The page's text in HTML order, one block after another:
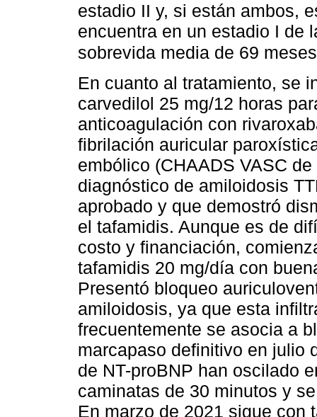
estadio II y, si están ambos,
encuentra en un estadio I de
sobrevida media de 69 meses
En cuanto al tratamiento, se
carvedilol 25 mg/12 horas
anticoagulación con
fibrilación auricular
embólico (CHAADS VASC
diagnóstico de amiloidosis
aprobado y que demostró
el tafamidis. Aunque es de
costo y financiación,
tafamidis 20 mg/día con
Presentó bloqueo
amiloidosis, ya que esta
frecuentemente se asocia a
marcapaso definitivo en julio
de NT-proBNP han oscilado
caminatas de 30 minutos y
En marzo de 2021 sigue con